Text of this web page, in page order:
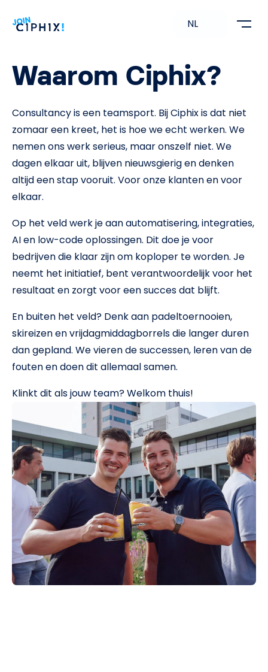
NL
Waarom Ciphix?
Consultancy is een teamsport. Bij Ciphix is dat niet
zomaar een kreet, het is hoe we echt werken. We
nemen ons werk serieus, maar onszelf niet. We
dagen elkaar uit, blijven nieuwsgierig en denken
altijd een stap vooruit. Voor onze klanten en voor
elkaar.
Op het veld werk je aan automatisering, integraties,
AI en low-code oplossingen. Dit doe je voor
bedrijven die klaar zijn om koploper te worden. Je
neemt het initiatief, bent verantwoordelijk voor het
resultaat en zorgt voor een succes dat blijft.
En buiten het veld? Denk aan padeltoernooien,
skireizen en vrijdagmiddagborrels die langer duren
dan gepland. We vieren de successen, leren van de
fouten en doen dit allemaal samen.
Klinkt dit als jouw team? Welkom thuis!